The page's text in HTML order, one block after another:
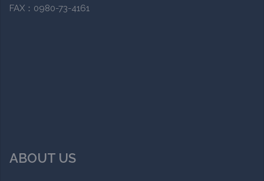
FAX：0980-73-4161
ABOUT US